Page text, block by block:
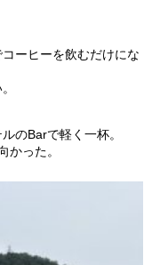
ーヒーを飲むだけにな
のBarで軽く一杯。
かった。